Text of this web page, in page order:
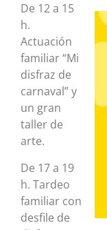
De 12 a 15
h.
Actuación
familiar “Mi
disfraz de
carnaval” y
un gran
taller de
arte.
De 17 a 19
h. Tardeo
familiar con
desfile de